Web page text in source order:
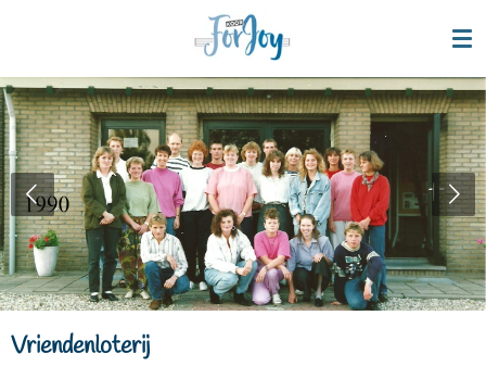
naar
de
hoofdinhoud
Vriendenloterij